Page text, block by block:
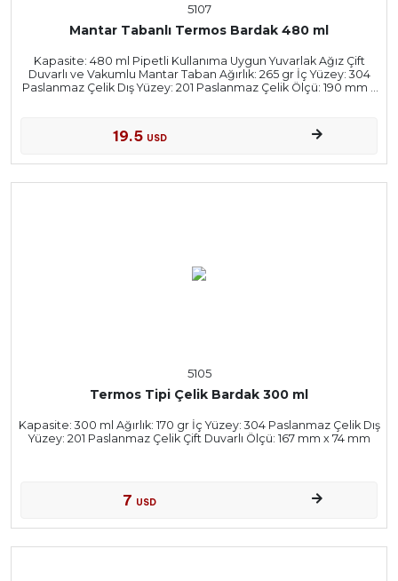
5107
Mantar Tabanlı Termos Bardak 480 ml
Kapasite: 480 ml Pipetli Kullanıma Uygun Yuvarlak Ağız Çift
Duvarlı ve Vakumlu Mantar Taban Ağırlık: 265 gr İç Yüzey: 304
Paslanmaz Çelik Dış Yüzey: 201 Paslanmaz Çelik Ölçü: 190 mm x
19.5 USD
5105
Termos Tipi Çelik Bardak 300 ml
Kapasite: 300 ml Ağırlık: 170 gr İç Yüzey: 304 Paslanmaz Çelik Dış
Yüzey: 201 Paslanmaz Çelik Çift Duvarlı Ölçü: 167 mm x 74 mm
7 USD